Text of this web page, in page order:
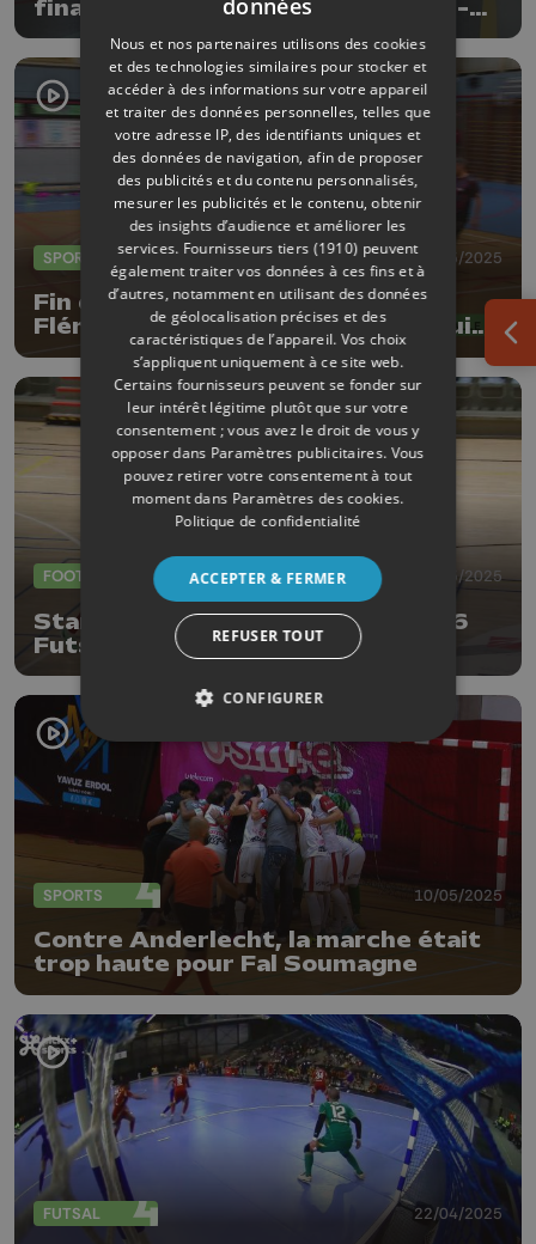
finalistes en compétition à Grâce-
Hollogne
SPORTS 17/05/2025
Fin de chapitre cruelle pour l'AC
Flémalle qui va supprimer son équipe
FOOTBALL 15/05/2025
Standard : clap de fin pour le SL16
Futsal !
SPORTS 10/05/2025
Contre Anderlecht, la marche était
trop haute pour Fal Soumagne
FUTSAL 22/04/2025
Nous et nos partenaires utilisons des cookies
et des technologies similaires pour stocker et
accéder à des informations sur votre appareil
et traiter des données personnelles, telles que
votre adresse IP, des identifiants uniques et
des données de navigation, afin de proposer
des publicités et du contenu personnalisés,
mesurer les publicités et le contenu, obtenir
des insights d’audience et améliorer les
services. Fournisseurs tiers (1910) peuvent
également traiter vos données à ces fins et à
d’autres, notamment en utilisant des données
de géolocalisation précises et des
caractéristiques de l’appareil. Vos choix
s’appliquent uniquement à ce site web.
Certains fournisseurs peuvent se fonder sur
leur intérêt légitime plutôt que sur votre
consentement ; vous avez le droit de vous y
opposer dans Paramètres publicitaires. Vous
pouvez retirer votre consentement à tout
moment dans Paramètres des cookies.
Politique de confidentialité
ACCEPTER & FERMER
REFUSER TOUT
CONFIGURER